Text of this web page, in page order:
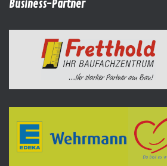
Business-Partner